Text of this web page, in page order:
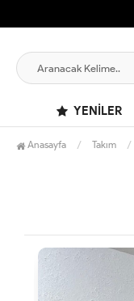
YENILER
Anasayfa Takım